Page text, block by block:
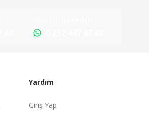
Yardım
Giriş Yap